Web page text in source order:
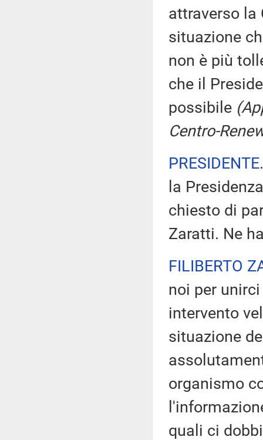
attraverso la
situazione
non è più
che il
possibile
Centro-
PRESIDENTE
la
chiesto di
Zaratti. Ne
FILIBERTO
noi per
intervento
situazione
organismo
quali ci